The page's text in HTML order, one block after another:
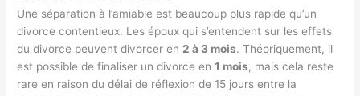
Une séparation à l’amiable est beaucoup plus rapide qu’un
divorce contentieux. Les époux qui s’entendent sur les effets
du divorce peuvent divorcer en2 à 3 mois. Théoriquement, il
est possible de finaliser un divorce en1 mois, mais cela reste
rare en raison du délai de réflexion de 15 jours entre la